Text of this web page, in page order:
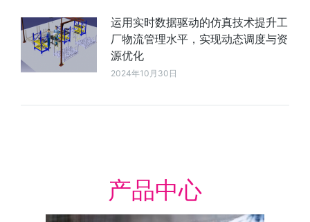
运用实时数据驱动的仿真技术提升工
厂物流管理水平，实现动态调度与资
源优化
2024年10月30日
产品中心